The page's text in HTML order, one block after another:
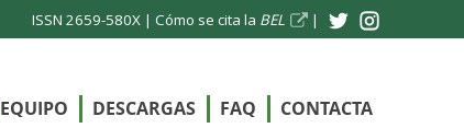
ISSN 2659-580X | Cómo se cita la BEL |
EQUIPO DESCARGAS FAQ CONTACTA